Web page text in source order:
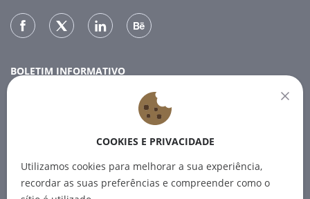
BOLETIM INFORMATIVO
Subscreva a nossa newsletter para receber as últimas
SUBSCREVER
COOKIES E PRIVACIDADE
Utilizamos cookies para melhorar a sua experiência,
recordar as suas preferências e compreender como o